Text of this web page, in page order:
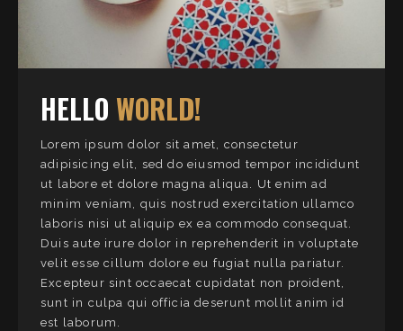
HELLO WORLD!
Lorem ipsum dolor sit amet, consectetur
adipisicing elit, sed do eiusmod tempor incididunt
ut labore et dolore magna aliqua. Ut enim ad
minim veniam, quis nostrud exercitation ullamco
laboris nisi ut aliquip ex ea commodo consequat.
Duis aute irure dolor in reprehenderit in voluptate
velit esse cillum dolore eu fugiat nulla pariatur.
Excepteur sint occaecat cupidatat non proident,
sunt in culpa qui officia deserunt mollit anim id
est laborum.